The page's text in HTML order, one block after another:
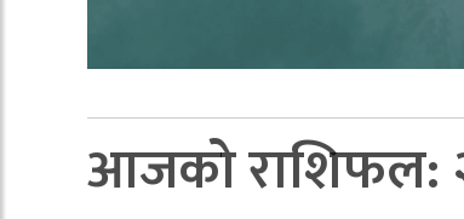
आजको राशिफल: